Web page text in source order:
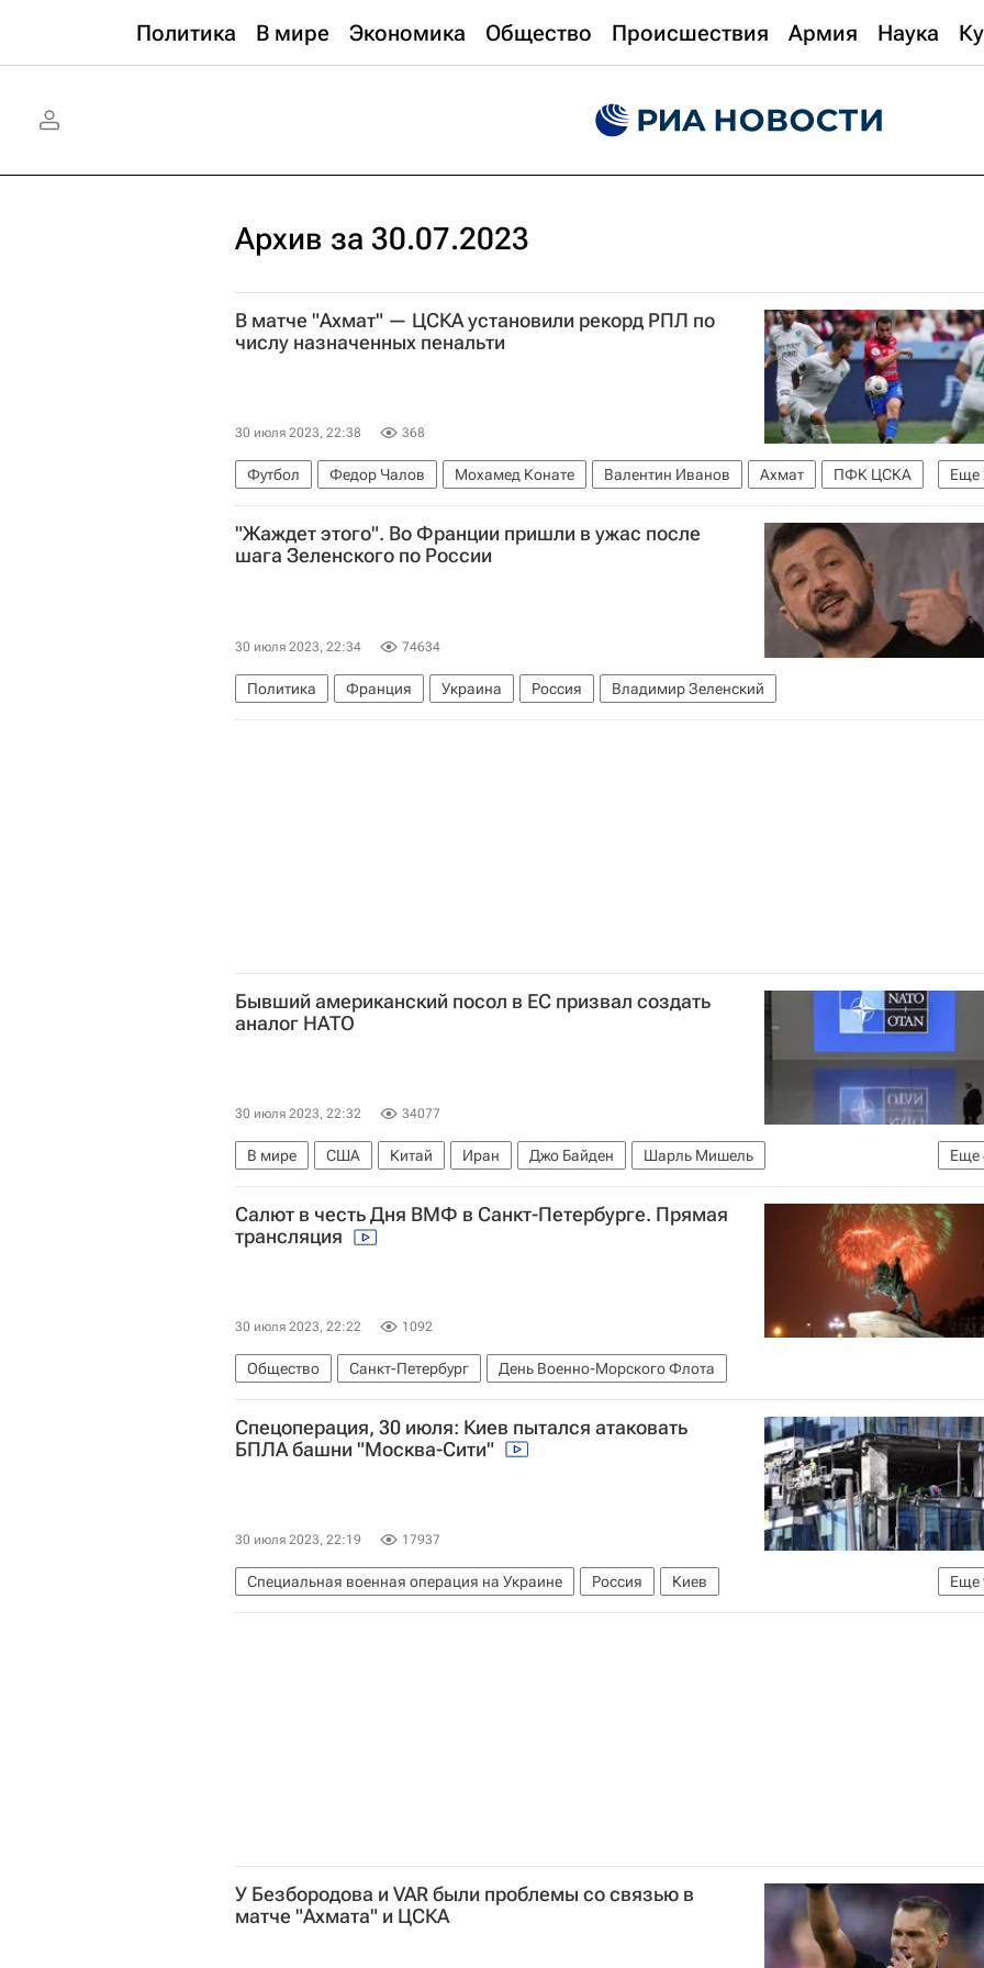
Политика В мире Экономика Общество Происшествия Армия Наука
Архив за 30.07.2023
В матче "Ахмат" — ЦСКА установили рекорд РПЛ по
числу назначенных пенальти
30 июля 2023, 22:38 368
Еще
Футбол Федор Чалов Мохамед Конате Валентин Иванов Ахмат
ПФК ЦСКА
Ротор
РПЛ 2026-2027 (Чемпионат России по футболу)
"Жаждет этого". Во Франции пришли в ужас после
шага Зеленского по России
30 июля 2023, 22:34 74634
Политика Франция Украина Россия Владимир Зеленский
Бывший американский посол в ЕС призвал создать
аналог НАТО
30 июля 2023, 22:32 34077
Еще
В мире США Китай Иран Джо Байден
Шарль Мишель
Урсула фон дер Ляйен
Евросоюз НАТО Politico
Салют в честь Дня ВМФ в Санкт-Петербурге. Прямая
трансляция
30 июля 2023, 22:22 1092
Общество Санкт-Петербург День Военно-Морского Флота
Спецоперация, 30 июля: Киев пытался атаковать
БПЛА башни "Москва-Сити"
30 июля 2023, 22:19 17937
Еще
Специальная военная операция на Украине Россия
Киев
Донецкая Народная Республика
Александр Богомаз
Владимир Рогов
У Безбородова и VAR были проблемы со связью в
матче "Ахмата" и ЦСКА